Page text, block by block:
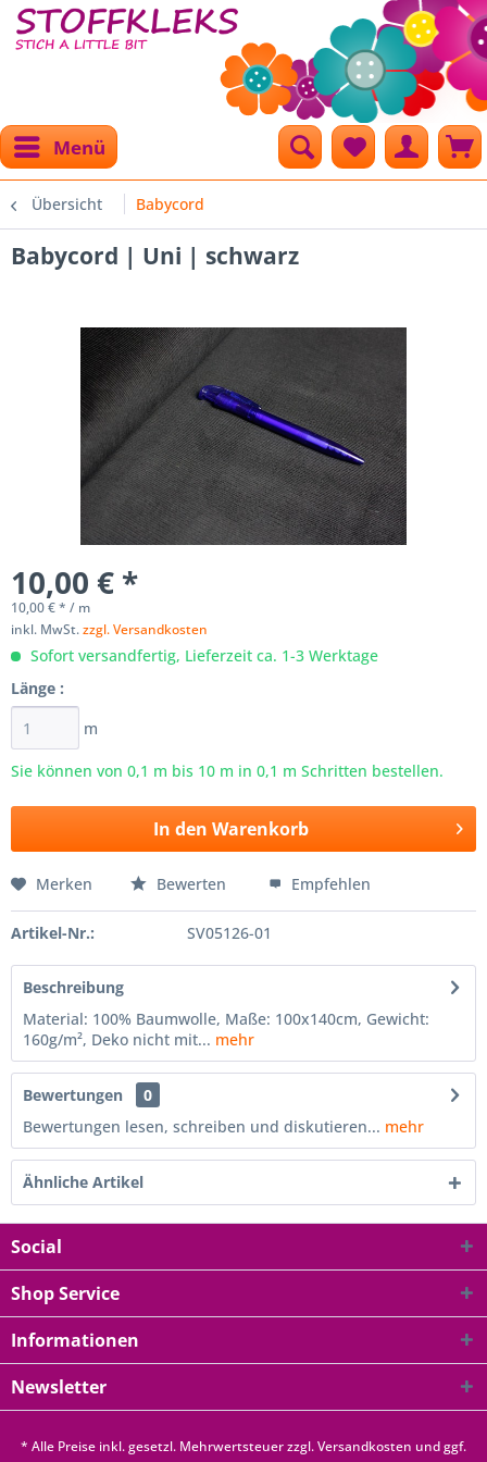
Menü
Übersicht Babycord
Babycord | Uni | schwarz
10,00 € *
10,00 € * / m
inkl. MwSt.zzgl. Versandkosten
Sofort versandfertig, Lieferzeit ca. 1-3 Werktage
Länge :
m
Sie können von 0,1 m bis 10 m in 0,1 m Schritten bestellen.
In den Warenkorb
Merken Bewerten Empfehlen
Artikel-Nr.: SV05126-01
Beschreibung
Material: 100% Baumwolle, Maße: 100x140cm, Gewicht:
160g/m², Deko nicht mit... mehr
Bewertungen
0
Bewertungen lesen, schreiben und diskutieren... mehr
Ähnliche Artikel
Social
Shop Service
Informationen
Newsletter
* Alle Preise inkl. gesetzl. Mehrwertsteuer zzgl.Versandkosten und ggf.